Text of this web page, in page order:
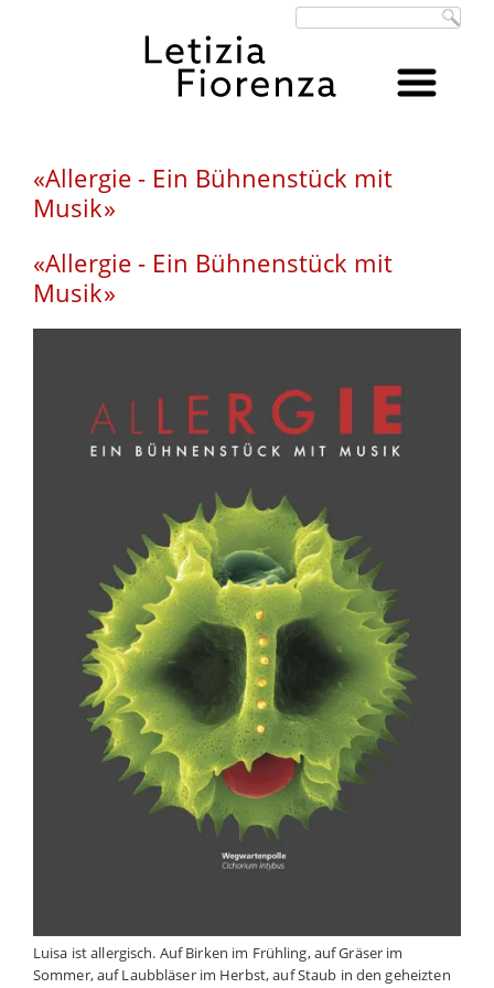
Suchbegriffe
«Allergie - Ein Bühnenstück mit
Musik»
«Allergie - Ein Bühnenstück mit
Musik»
Luisa ist allergisch. Auf Birken im Frühling, auf Gräser im
Sommer, auf Laubbläser im Herbst, auf Staub in den geheizten